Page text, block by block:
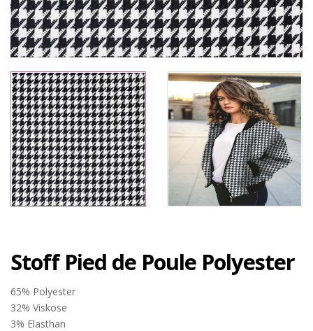
Stoff Pied de Poule Polyester
65% Polyester
32% Viskose
3% Elasthan